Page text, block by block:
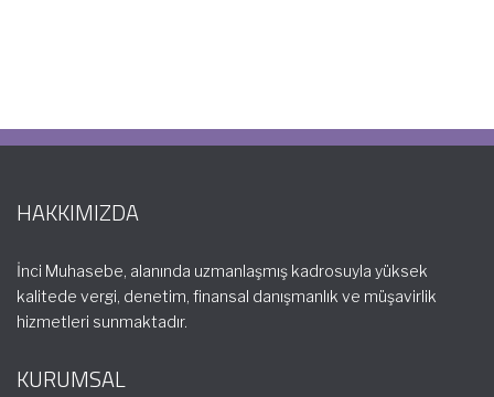
HAKKIMIZDA
İnci Muhasebe, alanında uzmanlaşmış kadrosuyla yüksek
kalitede vergi, denetim, finansal danışmanlık ve müşavirlik
hizmetleri sunmaktadır.
KURUMSAL